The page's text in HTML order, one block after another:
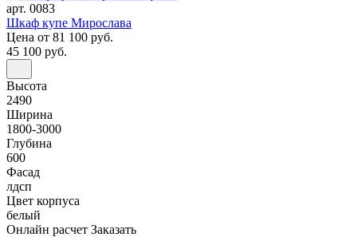
арт. 0083
Шкаф купе Мирослава
Цена от 81 100 руб.
45 100 руб.
Высота
2490
Ширина
1800-3000
Глубина
600
Фасад
лдсп
Цвет корпуса
белый
Онлайн расчет Заказать